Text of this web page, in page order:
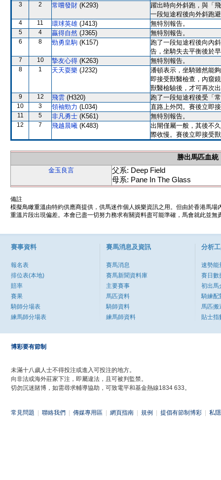
3 2 常嚐發財 (K293)
躍出時向外斜跑，與「
一段短途程後向外斜跑
4 11 環球英雄 (J413) 無特別報告。
5 4 贏得自然 (J365) 無特別報告。
6 8 勁勇皇駒 (K157)
跑了一段短途程後向內
告，坐騎失去平衡後於
7 10 摯友心得 (K263) 無特別報告。
8 1 天天耍樂 (J232)
潘頓表示，坐騎雖然能
即接受獸醫檢查，內窺
獸醫檢驗後，才可再次
9 12 飛雲 (H320) 跑了一段短途程後受「
10 3 領袖勁力 (L034) 直路上外閃。賽後立即
11 5 非凡勇士 (K561) 無特別報告。
12 7 飛越晨曦 (K483)
出閘僅屬一般，其後不
際收慢。賽後立即接受
勝出馬匹血統
金玉良言
父系: Deep Field
母系: Pane In The Glass
備註
模擬鳥瞰重溫由特約供應商提供，供馬迷作個人娛樂資訊之用。但由於香港馬
重溫片段出現偏差。本會已盡一切努力務求有關資料盡可能準確，馬會就此並
賽事資料
報名表
排位表(本地)
賠率
賽果
騎師分場表
練馬師分場表
賽馬消息及資訊
賽馬消息
賽馬新聞資料庫
主要賽事
馬匹資料
騎師資料
練馬師資料
分析
速勢能
賽日數
初出馬
騎練配
馬匹搬
貼士指
博彩要有節制
未滿十八歲人士不得投注或進入可投注的地方。
向非法或海外莊家下注，即屬違法，且可被判監禁。
切勿沉迷賭博，如需尋求輔導協助，可致電平和基金熱線1834 633。
常見問題 聯絡我們 傳媒專用區 網頁指南 規例 提倡有節制博彩 私